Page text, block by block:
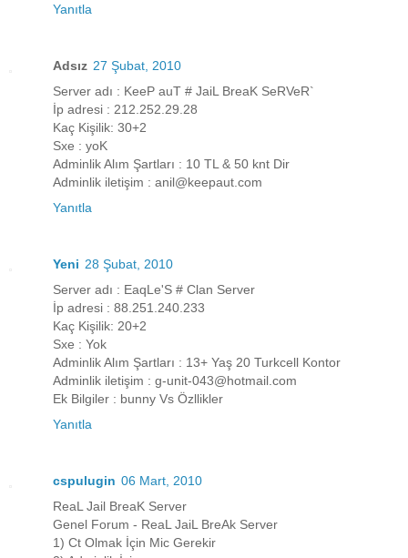
Yanıtla
Adsız 27 Şubat, 2010
Server adı : KeeP auT # JaiL BreaK SeRVeR`
İp adresi : 212.252.29.28
Kaç Kişilik: 30+2
Sxe : yoK
Adminlik Alım Şartları : 10 TL & 50 knt Dir
Adminlik iletişim : anil@keepaut.com
Yanıtla
Yeni 28 Şubat, 2010
Server adı : EaqLe'S # Clan Server
İp adresi : 88.251.240.233
Kaç Kişilik: 20+2
Sxe : Yok
Adminlik Alım Şartları : 13+ Yaş 20 Turkcell Kontor
Adminlik iletişim : g-unit-043@hotmail.com
Ek Bilgiler : bunny Vs Özllikler
Yanıtla
cspulugin 06 Mart, 2010
ReaL Jail BreaK Server
Genel Forum - ReaL JaiL BreAk Server
1) Ct Olmak İçin Mic Gerekir